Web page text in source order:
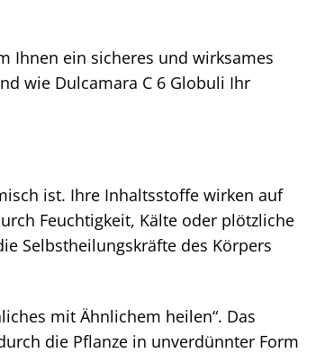
Ihnen ein sicheres und wirksames
wie Dulcamara C 6 Globuli Ihr
ist. Ihre Inhaltsstoffe wirken auf
Feuchtigkeit, Kälte oder plötzliche
Selbstheilungskräfte des Körpers
mit Ähnlichem heilen“. Das
die Pflanze in unverdünnter Form